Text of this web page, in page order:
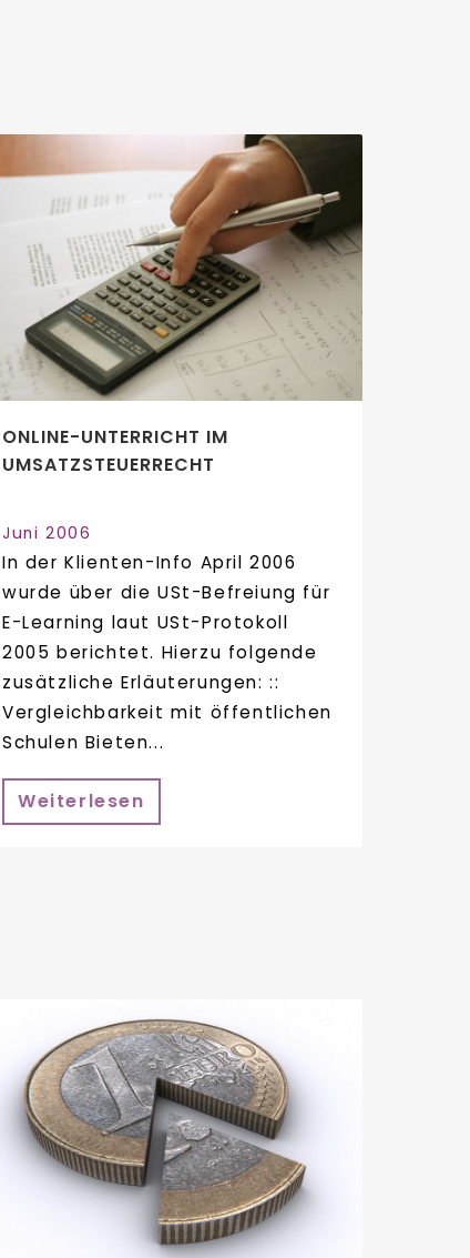
ONLINE-UNTERRICHT IM
UMSATZSTEUERRECHT
Juni 2006
In der Klienten-Info April 2006
wurde über die USt-Befreiung für
E-Learning laut USt-Protokoll
2005 berichtet. Hierzu folgende
zusätzliche Erläuterungen: ::
Vergleichbarkeit mit öffentlichen
Schulen Bieten...
Weiterlesen